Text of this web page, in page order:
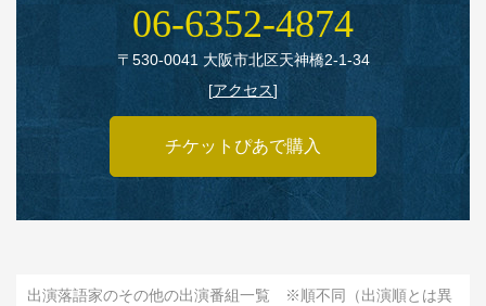
06‑6352‑4874
〒530‑0041 大阪市北区天神橋2‑1‑34
[アクセス]
チケットぴあで購入
出演落語家のその他の出演番組一覧 ※順不同（出演順とは異